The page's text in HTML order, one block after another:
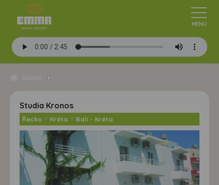
Studia Kronos
Řecko > Kréta > Bali - Kréta